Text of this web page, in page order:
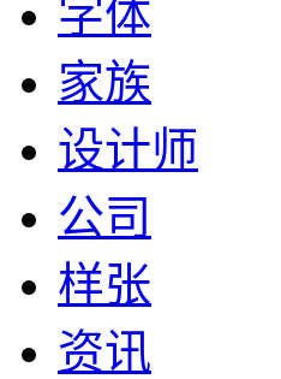
字体
家族
设计师
公司
样张
资讯